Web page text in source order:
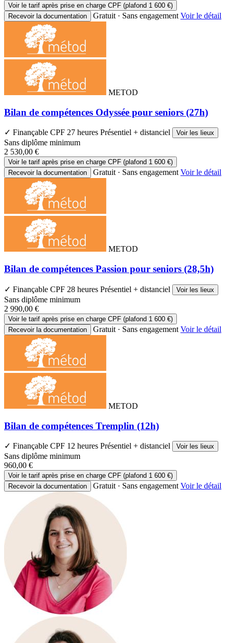
Voir le tarif après prise en charge CPF (plafond 1 600 €)
Recevoir la documentation
Gratuit · Sans engagement Voir le détail
METOD
Bilan de compétences Odyssée pour seniors (27h)
✓ Finançable CPF 27 heures Présentiel + distanciel Voir les lieux
Sans diplôme minimum
2 530,00 €
Voir le tarif après prise en charge CPF (plafond 1 600 €)
Recevoir la documentation
Gratuit · Sans engagement Voir le détail
METOD
Bilan de compétences Passion pour seniors (28,5h)
✓ Finançable CPF 28 heures Présentiel + distanciel Voir les lieux
Sans diplôme minimum
2 990,00 €
Voir le tarif après prise en charge CPF (plafond 1 600 €)
Recevoir la documentation
Gratuit · Sans engagement Voir le détail
METOD
Bilan de compétences Tremplin (12h)
✓ Finançable CPF 12 heures Présentiel + distanciel Voir les lieux
Sans diplôme minimum
960,00 €
Voir le tarif après prise en charge CPF (plafond 1 600 €)
Recevoir la documentation
Gratuit · Sans engagement Voir le détail